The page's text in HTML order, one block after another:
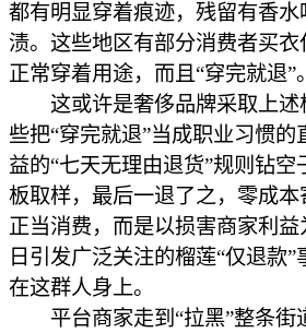
都有明显穿着痕迹，残留有香
渍。这些地区有部分消费者买
正常穿着用途，而且“穿完就退”。
这或许是奢侈品牌采取上述
些把“穿完就退”当成职业习惯
益的“七天无理由退货”规则钻
板取样，最后一退了之，零成
正当消费，而是以损害商家利
日引发广泛关注的榴莲“仅退款
在这群人身上。
平台商家走到“拉黑”整条街